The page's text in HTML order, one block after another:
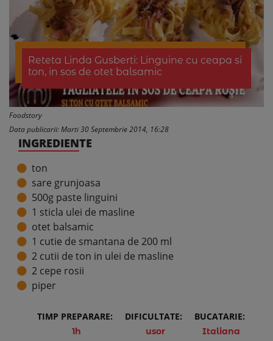
Reteta Linda Gusberti: Linguine cu ceapa si
ton, in sos de otet balsamic
Foodstory
Data publicarii: Marti 30 Septembrie 2014, 16:28
TIMP PREPARARE:
1h
DIFICULTATE:
usor
BUCATARIE:
Italiana
INGREDIENTE
ton
sare grunjoasa
500g paste linguini
1 sticla ulei de masline
otet balsamic
1 cutie de smantana de 200 ml
2 cutii de ton in ulei de masline
2 cepe rosii
piper